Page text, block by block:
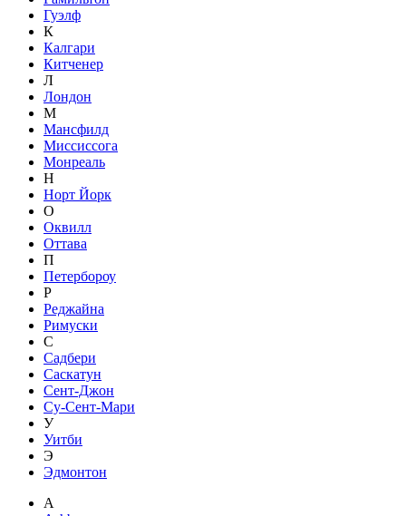
Гуэлф
К
Калгари
Китченер
Л
Лондон
М
Мансфилд
Миссиссога
Монреаль
Н
Норт Йорк
О
Оквилл
Оттава
П
Петербороу
Р
Реджайна
Римуски
С
Садбери
Саскатун
Сент-Джон
Су-Сент-Мари
У
Уитби
Э
Эдмонтон
A